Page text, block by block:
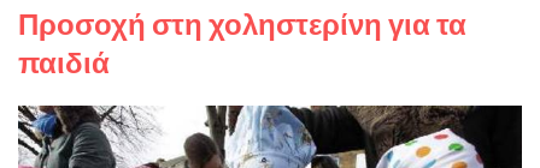
Προσοχή στη χοληστερίνη για τα
παιδιά